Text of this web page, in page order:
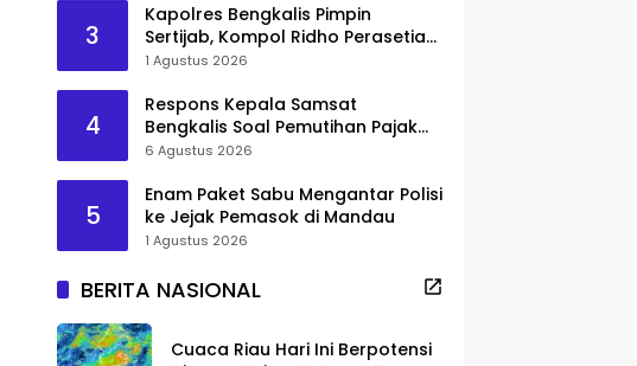
3
Kapolres Bengkalis Pimpin
Sertijab, Kompol Ridho Perasetia
Jadi Wakapolres
1 Agustus 2026
4
Respons Kepala Samsat
Bengkalis Soal Pemutihan Pajak
Disorot
6 Agustus 2026
5
Enam Paket Sabu Mengantar Polisi
ke Jejak Pemasok di Mandau
1 Agustus 2026
BERITA NASIONAL
Cuaca Riau Hari Ini Berpotensi